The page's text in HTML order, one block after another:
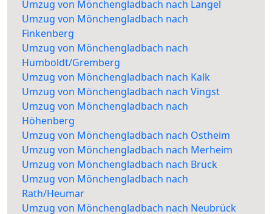
Umzug von Mönchengladbach nach Langel
Umzug von Mönchengladbach nach
Finkenberg
Umzug von Mönchengladbach nach
Humboldt/Gremberg
Umzug von Mönchengladbach nach Kalk
Umzug von Mönchengladbach nach Vingst
Umzug von Mönchengladbach nach
Höhenberg
Umzug von Mönchengladbach nach Ostheim
Umzug von Mönchengladbach nach Merheim
Umzug von Mönchengladbach nach Brück
Umzug von Mönchengladbach nach
Rath/Heumar
Umzug von Mönchengladbach nach Neubrück